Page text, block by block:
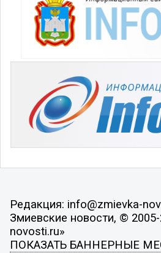
Редакция: info@zmievka-
Змиевские новости, ©
novosti.ru»
ПОКАЗАТЬ БАННЕРНЫЕ